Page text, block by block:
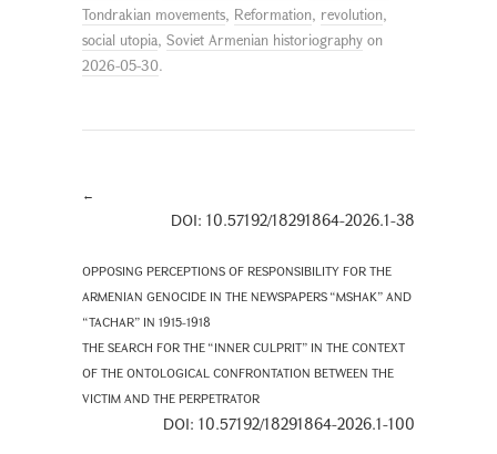
Tondrakian movements, Reformation, revolution,
social utopia, Soviet Armenian historiography on
2026-05-30.
←
DOI: 10.57192/18291864-2026.1-38
OPPOSING PERCEPTIONS OF RESPONSIBILITY FOR THE
ARMENIAN GENOCIDE IN THE NEWSPAPERS “MSHAK” AND
“TACHAR” IN 1915-1918
THE SEARCH FOR THE “INNER CULPRIT” IN THE CONTEXT
OF THE ONTOLOGICAL CONFRONTATION BETWEEN THE
VICTIM AND THE PERPETRATOR
DOI: 10.57192/18291864-2026.1-100